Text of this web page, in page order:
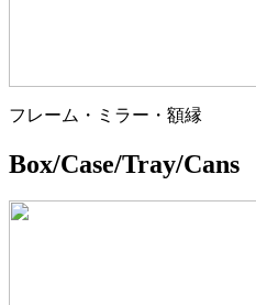
フレーム・ミラー・額縁
Box/Case/Tray/Cans